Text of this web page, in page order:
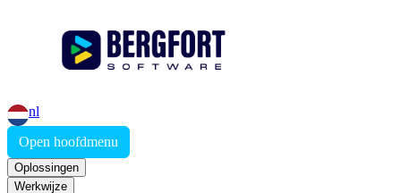
nl
Open hoofdmenu
Oplossingen
Werkwijze